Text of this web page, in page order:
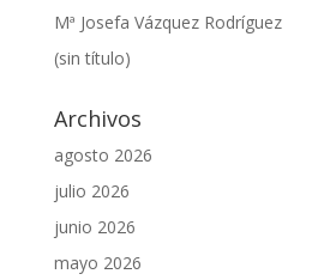
Mª Josefa Vázquez Rodríguez
(sin título)
Archivos
agosto 2026
julio 2026
junio 2026
mayo 2026